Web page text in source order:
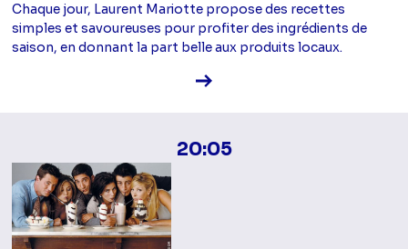
Chaque jour, Laurent Mariotte propose des recettes
simples et savoureuses pour profiter des ingrédients de
saison, en donnant la part belle aux produits locaux.
Voir la fiche diffusion
20:05